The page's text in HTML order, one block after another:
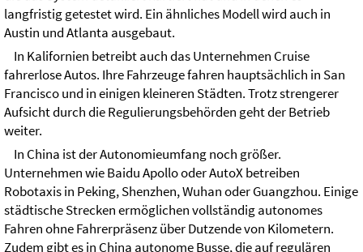
langfristig getestet wird. Ein ähnliches Modell wird auch in
Austin und Atlanta ausgebaut.
In Kalifornien betreibt auch das Unternehmen Cruise
fahrerlose Autos. Ihre Fahrzeuge fahren hauptsächlich in San
Francisco und in einigen kleineren Städten. Trotz strengerer
Aufsicht durch die Regulierungsbehörden geht der Betrieb
weiter.
In China ist der Autonomieumfang noch größer.
Unternehmen wie Baidu Apollo oder AutoX betreiben
Robotaxis in Peking, Shenzhen, Wuhan oder Guangzhou. Einige
städtische Strecken ermöglichen vollständig autonomes
Fahren ohne Fahrerpräsenz über Dutzende von Kilometern.
Zudem gibt es in China autonome Busse, die auf regulären